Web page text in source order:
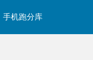
手机跑分库